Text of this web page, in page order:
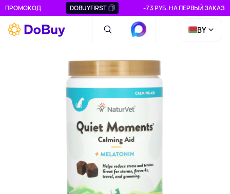
ПРОМОКОД DOBUYFIRST -73 РУБ. НА ПЕРВЫЙ ЗАКАЗ
BY